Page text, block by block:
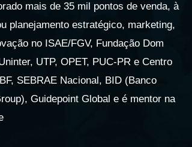
mais de 35 mil pontos de venda, à
planejamento estratégico, marketing,
no ISAE/FGV, Fundação Dom
UTP, OPET, PUC-PR e Centro
SEBRAE Nacional, BID (Banco
Guidepoint Global e é mentor na